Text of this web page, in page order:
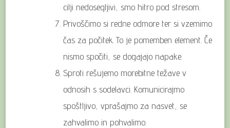
cilji nedosegljivi, smo hitro pod stresom.
Privoščimo si redne odmore ter si vzemimo
čas za počitek. To je pomemben element. Če
nismo spočiti, se dogajajo napake.
Sproti rešujemo morebitne težave v
odnosih s sodelavci. Komunicirajmo
spoštljivo, vprašajmo za nasvet, se
zahvalimo in pohvalimo.